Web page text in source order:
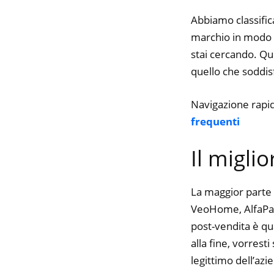
Abbiamo
marchio in
stai cercando.
quello che
Navigazione
frequenti
Il
La maggior
VeoHome,
post-vendita è
alla fine, vorresti
legittimo